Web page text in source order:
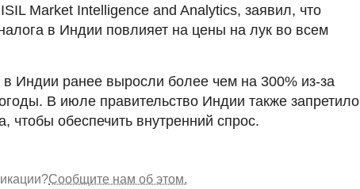
Market Intelligence and Analytics, заявил, что
в Индии повлияет на цены на лук во всем
Индии ранее выросли более чем на 300% из-за
В июле правительство Индии также запретило
чтобы обеспечить внутренний спрос.
Сообщите нам об этом.